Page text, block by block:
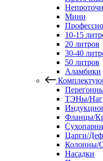
Мини
10-15
20 литров
30-40
50 литров
Аламбики
ТЭНы/
Фланцы/
Царги/
Колонны/
Насадки